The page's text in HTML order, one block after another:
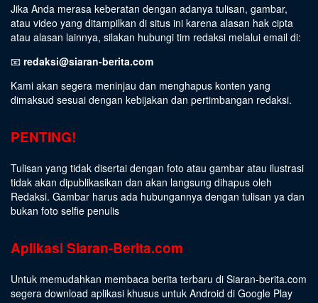
Jika Anda merasa keberatan dengan adanya tulisan, gambar,
atau video yang ditampilkan di situs ini karena alasan hak cipta
atau alasan lainnya, silakan hubungi tim redaksi melalui email di:
📧 redaksi@siaran-berita.com
Kami akan segera meninjau dan menghapus konten yang
dimaksud sesuai dengan kebijakan dan pertimbangan redaksi.
PENTING!
Tulisan yang tidak disertai dengan foto atau gambar atau ilustrasi
tidak akan dipublikasikan dan akan langsung dihapus oleh
Redaksi. Gambar harus ada hubungannya dengan tulisan ya dan
bukan foto selfie penulis
Aplikasi Siaran-Berita.com
Untuk memudahkan membaca berita terbaru di Siaran-berita.com
segera download aplikasi khusus untuk Android di Google Play